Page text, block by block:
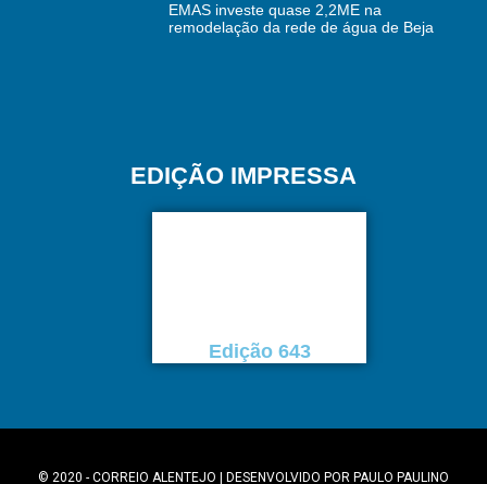
EMAS investe quase 2,2ME na
remodelação da rede de água de Beja
EDIÇÃO IMPRESSA
Edição 643
© 2020 - CORREIO ALENTEJO | DESENVOLVIDO POR PAULO PAULINO